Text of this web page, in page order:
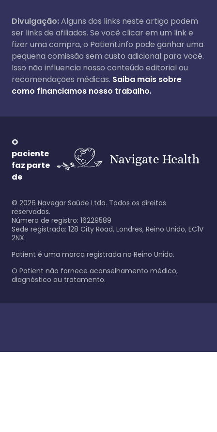
Divulgação:Alguns dos links neste artigo podem
ser links de afiliados. Se você clicar em um link e
fizer uma compra, o Patient.info pode ganhar uma
pequena comissão sem custo adicional para você.
Isso não influencia nosso conteúdo editorial ou
recomendações médicas. Saiba mais sobre
como financiamos nosso trabalho.
O
paciente
faz parte
de
© 2026 Navegar Saúde Ltda. Todos os direitos
reservados.
Número de registro: 16229589
Sede registrada: 128 City Road, Londres, Reino Unido, EC1V
2NX.
Patient é uma marca registrada no Reino Unido.
O Patient não fornece aconselhamento médico,
diagnóstico ou tratamento.